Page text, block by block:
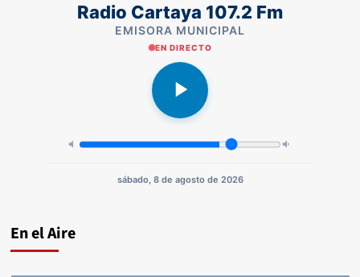
Radio Cartaya 107.2 Fm
EMISORA MUNICIPAL
EN DIRECTO
sábado, 8 de agosto de 2026
En el Aire